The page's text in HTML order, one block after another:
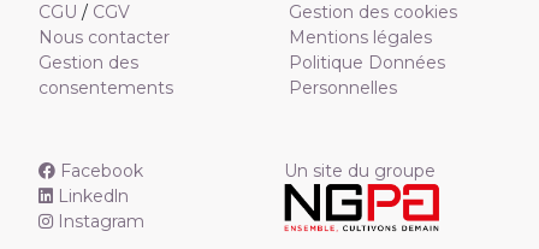
CGU / CGV
Nous contacter
Gestion des
consentements
Gestion des cookies
Mentions légales
Politique Données
Personnelles
Facebook
Linkedln
Instagram
Un site du groupe